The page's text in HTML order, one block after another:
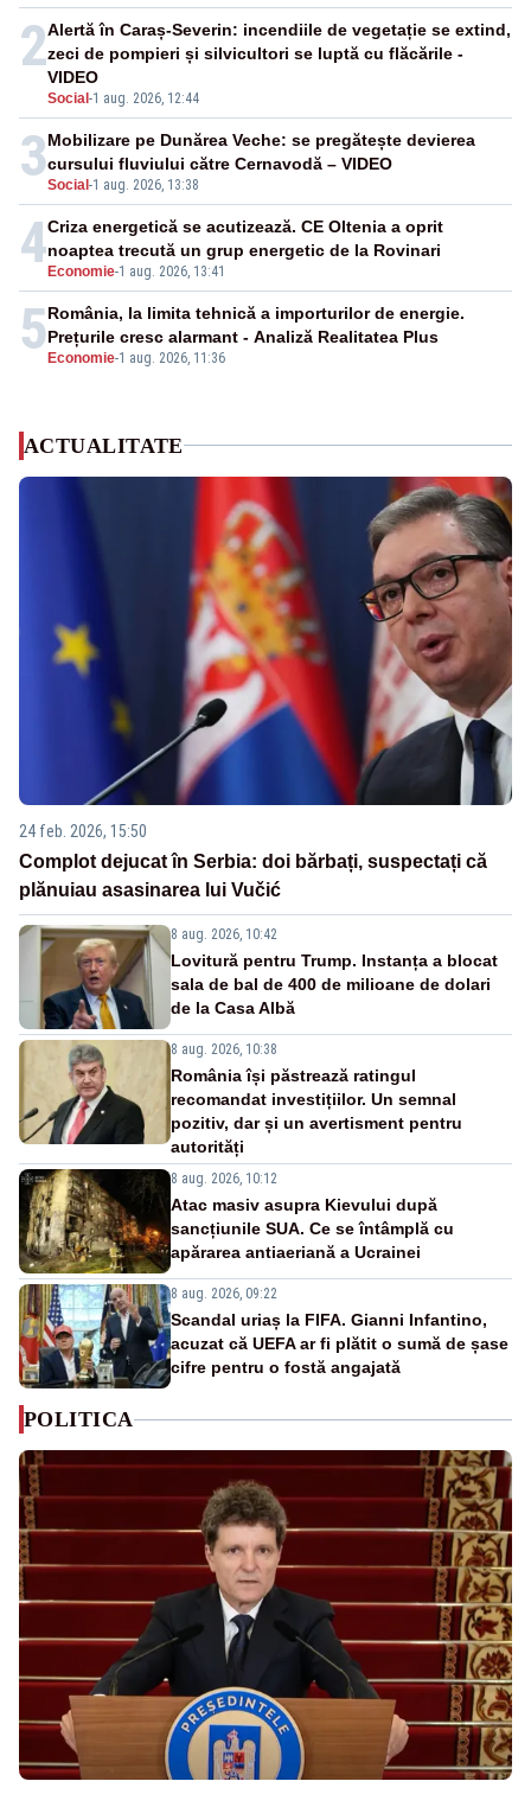
2
Social -1 aug. 2026, 12:44
Alertă în Caraș-Severin: incendiile de vegetație se extind,
zeci de pompieri și silvicultori se luptă cu flăcările -
VIDEO
3Social -1 aug. 2026, 13:38
Mobilizare pe Dunărea Veche: se pregătește devierea
cursului fluviului către Cernavodă – VIDEO
4 Economie-1 aug. 2026, 13:41
Criza energetică se acutizează. CE Oltenia a oprit
noaptea trecută un grup energetic de la Rovinari
5 Economie-1 aug. 2026, 11:36
România, la limita tehnică a importurilor de energie.
Prețurile cresc alarmant - Analiză Realitatea Plus
ACTUALITATE
24 feb. 2026, 15:50
Complot dejucat în Serbia: doi bărbați, suspectați că
plănuiau asasinarea lui Vučić
8 aug. 2026, 10:42
Lovitură pentru Trump. Instanța a blocat
sala de bal de 400 de milioane de dolari
de la Casa Albă
8 aug. 2026, 10:38
România își păstrează ratingul
recomandat investițiilor. Un semnal
pozitiv, dar și un avertisment pentru
autorități
8 aug. 2026, 10:12
Atac masiv asupra Kievului după
sancțiunile SUA. Ce se întâmplă cu
apărarea antiaeriană a Ucrainei
8 aug. 2026, 09:22
Scandal uriaș la FIFA. Gianni Infantino,
acuzat că UEFA ar fi plătit o sumă de șase
cifre pentru o fostă angajată
POLITICA